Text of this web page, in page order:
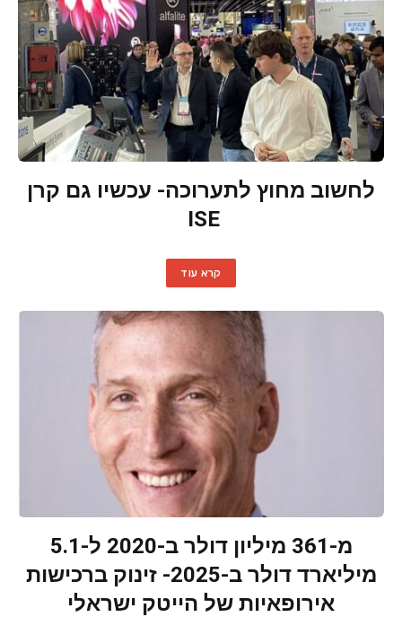
לחשוב מחוץ לתערוכה- עכשיו גם קרן
ISE
קרא עוד
מ-361 מיליון דולר ב-2020 ל-5.1
מיליארד דולר ב-2025- זינוק ברכישות
אירופאיות של הייטק ישראלי